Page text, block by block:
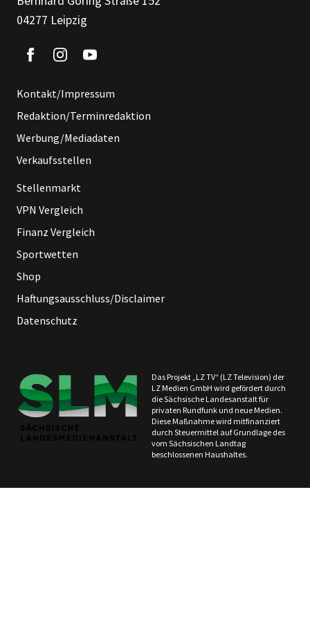
04277 Leipzig
Kontakt/Impressum
Redaktion/Terminredaktion
Werbung/Mediadaten
Verkaufsstellen
Stellenmarkt
VPN Vergleich
Finanz Vergleich
Sportwetten
Shop
Haftungsausschluss/Disclaimer
Datenschutz
Das Projekt „LZ TV“ (LZ Television) der
LZ Medien GmbH wird gefördert durch
die Sächsische Landesanstalt für
privaten Rundfunk und neue Medien.
Diese Maßnahme wird mitfinanziert
durch Steuermittel auf Grundlage des
vom Sächsischen Landtag
beschlossenen Haushaltes.